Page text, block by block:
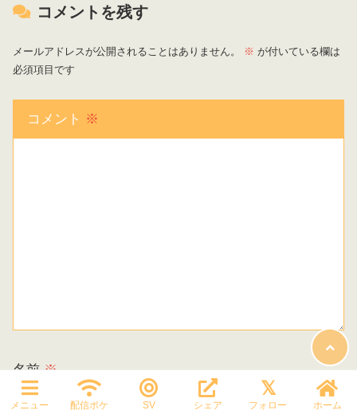
コメントを残す
メールアドレスが公開されることはありません。 ※ が付いている欄は
必須項目です
コメント ※
名前※
メニュー 配信ポケ SV シェア フォロー ホーム